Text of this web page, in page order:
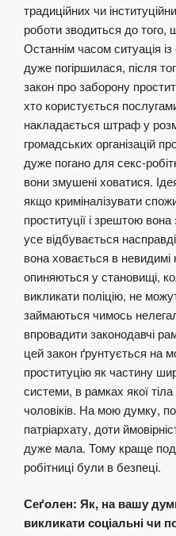
традиційних чи
роботи зводиться до того,
Останнім часом ситуація
дуже погіршилася, після
закон про заборону
хто користується
накладається штраф у
громадських організацій
дуже погано для секс-
вони змушені ховатися.
якщо криміналізувати
проституції і зрештою
усе відбувається
вона ховається в невидимі
опиняються у становищі,
викликати поліцію, не
займаються чимось
впровадити законодавчі
цей закон ґрунтується на
проституцію як частину
системи, в рамках якої
чоловіків. На мою думку,
патріархату, доти
дуже мала. Тому краще
робітниці були в безпеці.
Сеґолен: Як, на вашу
викликати соціальні чи